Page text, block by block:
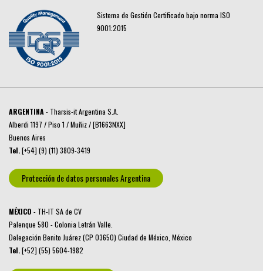
Sistema de Gestión Certificado bajo norma ISO
9001:2015
ARGENTINA - Tharsis-it Argentina S.A.
Alberdi 1197 / Piso 1 / Muñiz / [B1663NXX]
Buenos Aires
Tel.[+54] (9) (11) 3809-3419
Protección de datos personales Argentina
MÉXICO - TH-IT SA de CV
Palenque 580 - Colonia Letrán Valle.
Delegación Benito Juárez (CP 03650) Ciudad de México, México
Tel.[+52] (55) 5604-1982